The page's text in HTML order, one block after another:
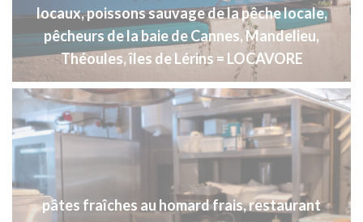
locaux, poissons sauvage de la pêche locale,
pêcheurs de la baie de Cannes, Mandelieu,
Théoules, îles de Lérins = LOCAVORE
pâtes fraîches au homard frais, restaurant